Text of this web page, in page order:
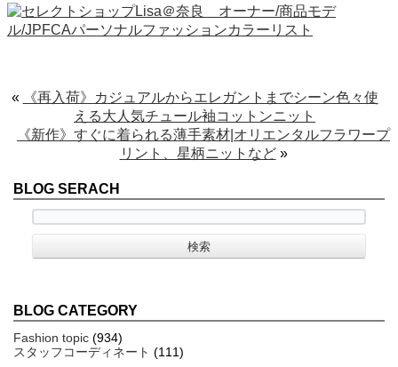
«
《再入荷》カジュアルからエレガントまでシーン色々使
える大人気チュール袖コットンニット
《新作》すぐに着られる薄手素材|オリエンタルフラワープ
リント、星柄ニットなど»
BLOG SERACH
BLOG CATEGORY
Fashion topic (934)
スタッフコーディネート (111)